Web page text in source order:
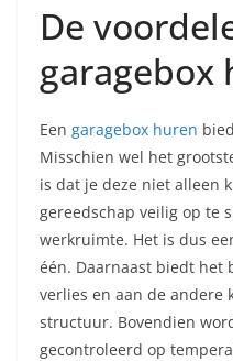
De
garagebox
Een garagebox huren
Misschien wel het
is dat je deze niet alleen
gereedschap veilig op te
werkruimte. Het is dus
één. Daarnaast biedt het
verlies en aan de andere
structuur. Bovendien
gecontroleerd op